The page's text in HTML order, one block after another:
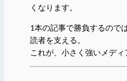
くなります。
1本の記事で勝負するので
読者を支える。
これが、小さく強いメディ